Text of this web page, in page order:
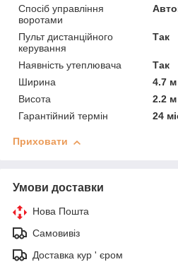
Спосіб управління
воротами
Пульт дистанційного
керування
Так
Наявність утеплювача
Так
Ширина
4.7 м
Висота
2.2 м
Гарантійний термін
24
Приховати
Умови доставки
Нова Пошта
Самовивіз
Доставка кур ' єром